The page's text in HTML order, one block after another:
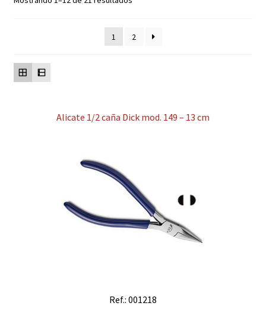
Mi cuenta
1 2
Alicate 1/2 caña Dick mod. 149 – 13 cm
Ref.: 001218